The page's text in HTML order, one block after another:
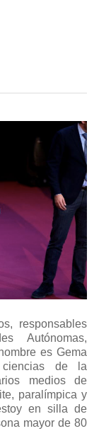
responsables
Autónomas,
es Gema
ciencias de la
medios de
paralímpica y
en silla de
mayor de 80